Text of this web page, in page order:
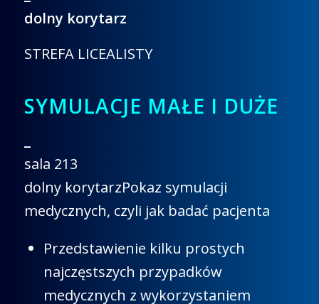
dolny korytarz
STREFA LICEALISTY
SYMULACJE MAŁE I DUŻE
sala 213
dolny korytarzPokaz symulacji
medycznych, czyli jak badać pacjenta
Przedstawienie kilku prostych
najczęstszych przypadków
medycznych z wykorzystaniem